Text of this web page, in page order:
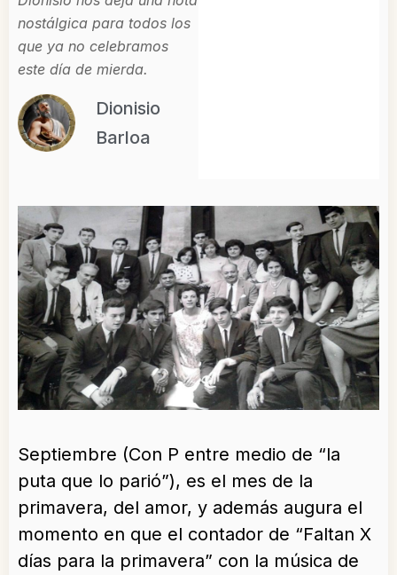
nostálgica para todos los
que ya no celebramos
este día de mierda.
Dionisio
Barloa
Septiembre (Con P entre medio de “la
puta que lo parió”), es el mes de la
primavera, del amor, y además augura el
momento en que el contador de “Faltan X
días para la primavera” con la música de